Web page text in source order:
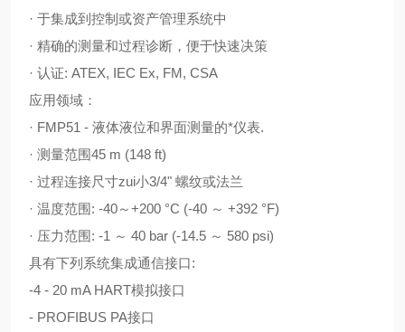
· 于集成到控制或资产管理系统中
· 精确的测量和过程诊断，便于快速决策
· 认证: ATEX, IEC Ex, FM, CSA
应用领域：
· FMP51 - 液体液位和界面测量的*仪表.
· 测量范围45 m (148 ft)
· 过程连接尺寸zui小3/4" 螺纹或法兰
· 温度范围: -40～+200 °C (-40 ～ +392 °F)
· 压力范围: -1 ～ 40 bar (-14.5 ～ 580 psi)
具有下列系统集成通信接口:
-4 - 20 mA HART模拟接口
- PROFIBUS PA接口